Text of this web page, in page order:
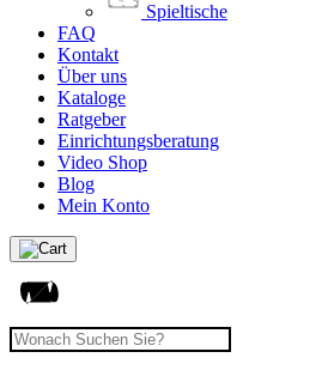
Spieltische
FAQ
Kontakt
Über uns
Kataloge
Ratgeber
Einrichtungsberatung
Video Shop
Blog
Mein Konto